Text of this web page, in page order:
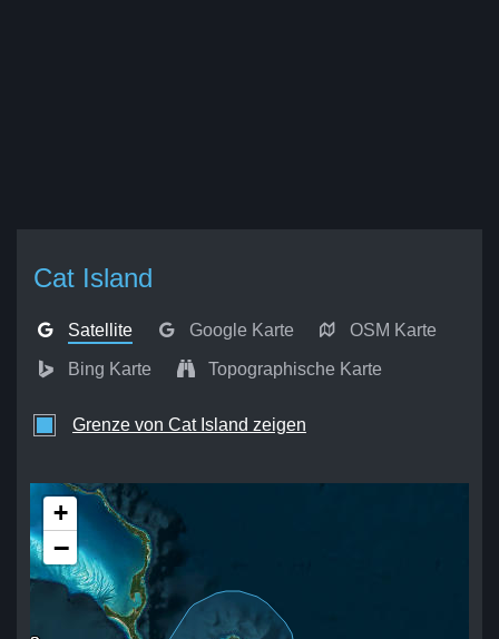
Cat Island
Satellite Google Karte OSM Karte
Bing Karte Topographische Karte
Grenze von Cat Island zeigen
+
−